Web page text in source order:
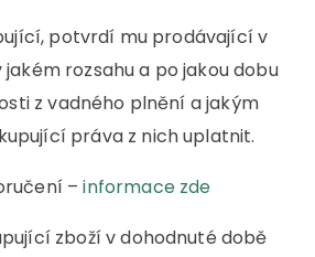
potvrdí mu prodávající v
rozsahu a po jakou dobu
z vadného plnění a jakým
práva z nich uplatnit.
–informace zde
zboží v dohodnuté době